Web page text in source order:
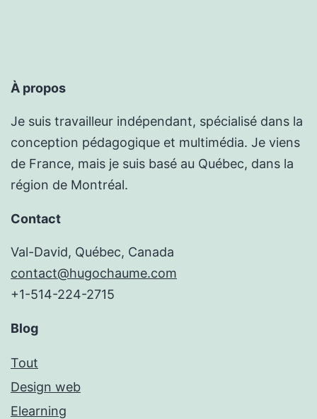
À propos
Je suis travailleur indépendant, spécialisé dans la
conception pédagogique et multimédia. Je viens
de France, mais je suis basé au Québec, dans la
région de Montréal.
Contact
Val-David, Québec, Canada
contact@hugochaume.com
+1-514-224-2715
Blog
Tout
Design web
Elearning